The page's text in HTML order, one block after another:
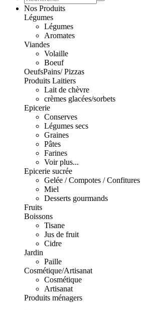
Nos Produits
Légumes
Légumes
Aromates
Viandes
Volaille
Boeuf
OeufsPains/ Pizzas
Produits Laitiers
Lait de chèvre
crèmes glacées/sorbets
Epicerie
Conserves
Légumes secs
Graines
Pâtes
Farines
Voir plus...
Epicerie sucrée
Gelée / Compotes / Confitures
Miel
Desserts gourmands
Fruits
Boissons
Tisane
Jus de fruit
Cidre
Jardin
Paille
Cosmétique/Artisanat
Cosmétique
Artisanat
Produits ménagers